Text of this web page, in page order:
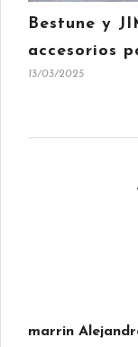
Bestune y
accesorios
13/03/2025
marrin